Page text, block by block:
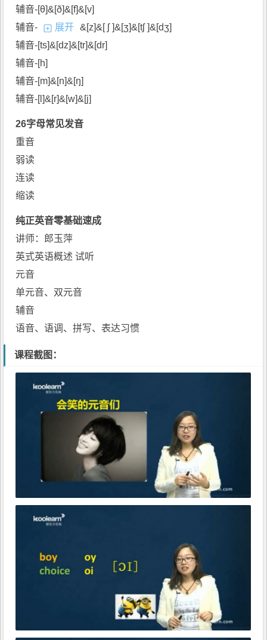
辅音-[θ]&[ð]&[f]&[v]
辅音-
展开
&[z]&[ ʃ ]&[ʒ]&[tʃ ]&[dʒ]
辅音-[ts]&[dz]&[tr]&[dr]
辅音-[h]
辅音-[m]&[n]&[ŋ]
辅音-[l]&[r]&[w]&[j]
26字母常见发音
重音
弱读
连读
缩读
纯正英音零基础速成
讲师：郎玉萍
英式英语概述 试听
元音
单元音、双元音
辅音
语音、语调、拼写、表达习惯
课程截图：